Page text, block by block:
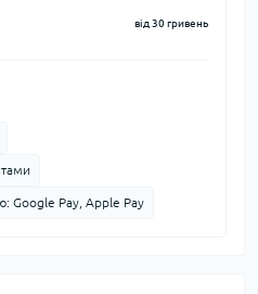
від 30 гривень
Google Pay, Apple Pay